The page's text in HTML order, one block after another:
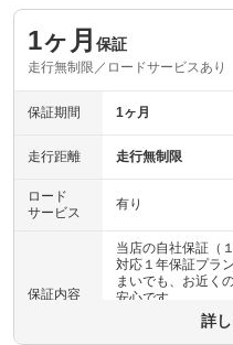
1ヶ月 保証
走行無制限／ロードサービスあり
保証期間 1ヶ月
走行距離 走行無制限
ロード
サービス
有り
保証内容
当店の自社保証（
対応１年保証プラ
まいでも、お近く
安心です。
詳